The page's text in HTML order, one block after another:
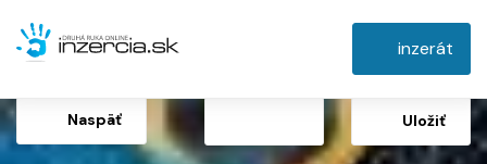
inzerát
Naspäť Uložiť